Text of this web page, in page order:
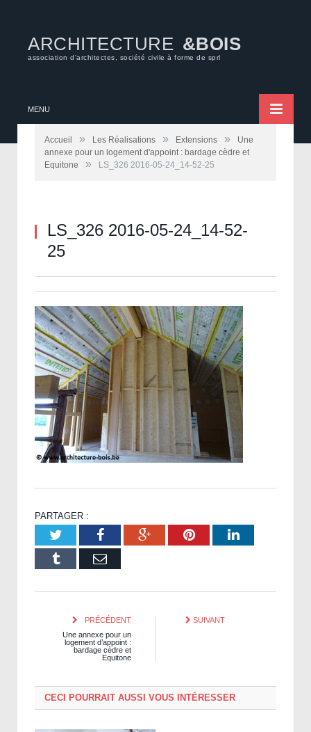
ARCHITECTURE &BOIS
association d'architectes, société civile à forme de sprl
MENU
Accueil » Les Réalisations » Extensions »
Une
annexe pour un logement d'appoint : bardage cèdre et
Equitone
» LS_326 2016-05-24_14-52-25
LS_326 2016-05-24_14-52-
25
PARTAGER :
TwitterFacebookGoogle+PinterestLinkedIn
Tumblr Email
PRÉCÉDENT
Une annexe pour un
logement d’appoint :
bardage cèdre et
Equitone
SUIVANT
CECI POURRAIT AUSSI VOUS INTÉRESSER